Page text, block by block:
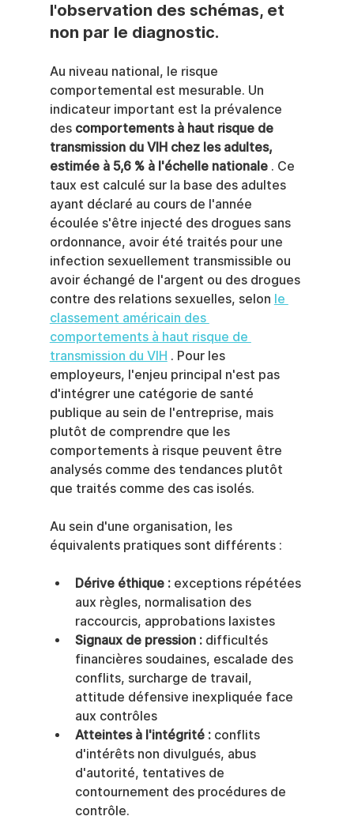
l'observation des schémas, et
non par le diagnostic.
Au niveau national, le risque
comportemental est mesurable. Un
indicateur important est la prévalence
des comportements à haut risque de
transmission du VIH chez les adultes,
estimée à 5,6 % à l'échelle nationale . Ce
taux est calculé sur la base des adultes
ayant déclaré au cours de l'année
écoulée s'être injecté des drogues sans
ordonnance, avoir été traités pour une
infection sexuellement transmissible ou
avoir échangé de l'argent ou des drogues
contre des relations sexuelles, selon le
classement américain des
comportements à haut risque de
transmission du VIH . Pour les
employeurs, l'enjeu principal n'est pas
d'intégrer une catégorie de santé
publique au sein de l'entreprise, mais
plutôt de comprendre que les
comportements à risque peuvent être
analysés comme des tendances plutôt
que traités comme des cas isolés.
Au sein d'une organisation, les
équivalents pratiques sont différents :
Dérive éthique : exceptions répétées
aux règles, normalisation des
raccourcis, approbations laxistes
Signaux de pression : difficultés
financières soudaines, escalade des
conflits, surcharge de travail,
attitude défensive inexpliquée face
aux contrôles
Atteintes à l'intégrité : conflits
d'intérêts non divulgués, abus
d'autorité, tentatives de
contournement des procédures de
contrôle.